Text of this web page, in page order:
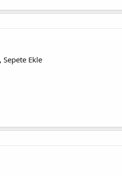
Sepete Ekle